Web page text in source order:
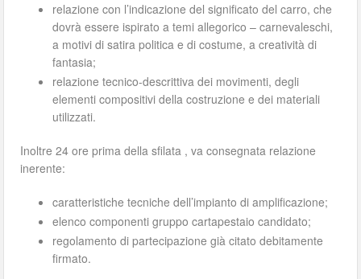
relazione con l’indicazione del significato del carro, che
dovrà essere ispirato a temi allegorico – carnevaleschi,
a motivi di satira politica e di costume, a creatività di
fantasia;
relazione tecnico-descrittiva dei movimenti, degli
elementi compositivi della costruzione e dei materiali
utilizzati.
Inoltre 24 ore prima della sfilata , va consegnata relazione
inerente:
caratteristiche tecniche dell’impianto di amplificazione;
elenco componenti gruppo cartapestaio candidato;
regolamento di partecipazione già citato debitamente
firmato.